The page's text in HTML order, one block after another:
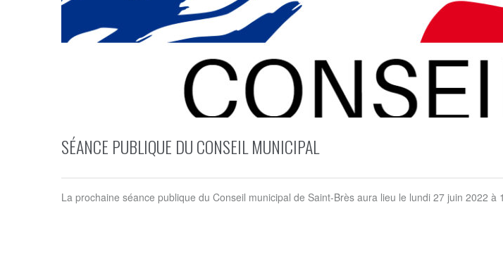
SÉANCE PUBLIQUE DU CONSEIL MUNICIPAL
La prochaine séance publique du Conseil municipal de Saint-Brès aura lieu le lundi 27 juin 2022 à